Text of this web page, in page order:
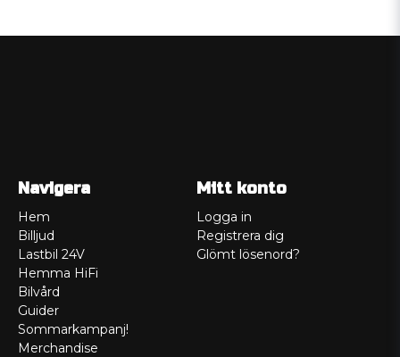
Navigera
Hem
Billjud
Lastbil 24V
Hemma HiFi
Bilvård
Guider
Sommarkampanj!
Merchandise
Mitt konto
Logga in
Registrera dig
Glömt lösenord?